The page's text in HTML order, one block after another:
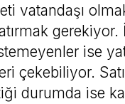
vatandaşı
gerekiyor.
ise
çekebiliyor.
durumda ise